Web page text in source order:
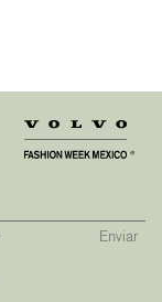
Enviar